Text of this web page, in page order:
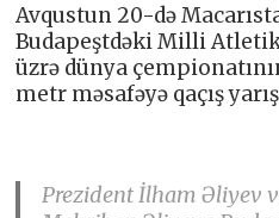
Avqustun 20-də
Budapeştdəki Milli
üzrə dünya
metr məsafəyə qaçış
Prezident İlham Əliyev